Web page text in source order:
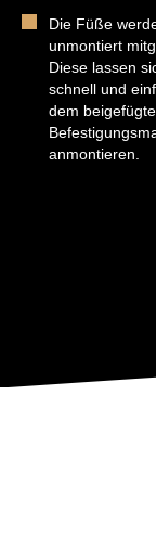
Die Füße
unmontiert
Diese lassen
schnell und
dem
anmontieren.